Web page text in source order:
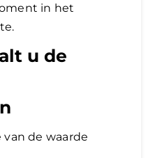
in het
u de
de waarde